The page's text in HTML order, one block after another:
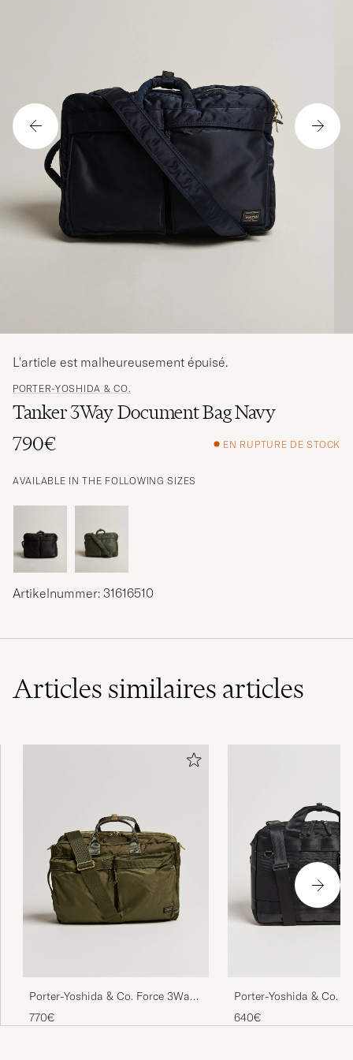
PORTER-YOSHIDA & CO.
Tanker 3Way Document Bag Navy
790€
EN RUPTURE DE STOCK
AVAILABLE IN THE FOLLOWING SIZES
L'article est malheureusement épuisé.
Artikelnummer: 31616510
Articles similaires articles
Porter-Yoshida & Co. Force 3Way
Briefcase Olive Drab
770€
Porter-Yoshida & Co.
Briefcase Black
640€